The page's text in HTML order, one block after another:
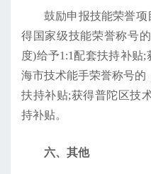
鼓励申报技能荣誉
得国家级技能荣誉称号
度)给予1:1配套扶持补贴
海市技术能手荣誉称号的
扶持补贴;获得普陀区技
持补贴。
六、其他